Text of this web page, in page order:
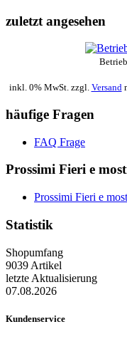
zuletzt angesehen
inkl. 0% MwSt. zzgl. Versand
häufige Fragen
FAQ Frage
Prossimi Fieri e
Prossimi Fieri e
Statistik
Shopumfang
9039 Artikel
letzte Aktualisierung
07.08.2026
Kundenservice